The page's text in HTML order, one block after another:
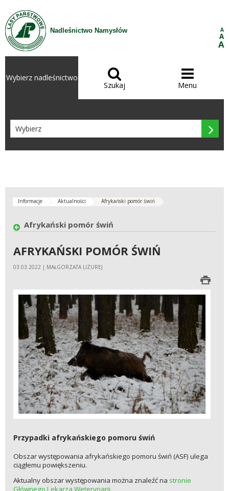
Przejdź do treści
Nadleśnictwo Namysłów A
A
A
Wybierz nadleśnictwo 
Szukaj

Menu

Informacje Aktualności Afrykański pomór świń
Afrykański pomór świń
AFRYKAŃSKI POMÓR ŚWIŃ
03.03.2022 | MAŁGORZATA LIZUREJ
Przypadki afrykańskiego pomoru świń
Obszar występowania afrykańskiego pomoru świń (ASF) ulega
ciągłemu powiększeniu.
Aktualny obszar występowania można znaleźć na stronie
Głównego Lekarza Weterynarii.